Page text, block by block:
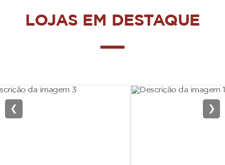
LOJAS EM DESTAQUE
❮ ❯